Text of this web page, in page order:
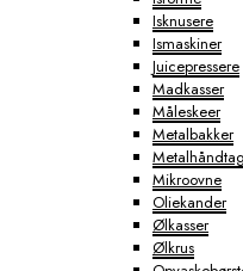
Isknusere
Ismaskiner
Juicepressere
Madkasser
Måleskeer
Metalbakker
Metalhåndtag
Mikroovne
Oliekander
Ølkasser
Ølkrus